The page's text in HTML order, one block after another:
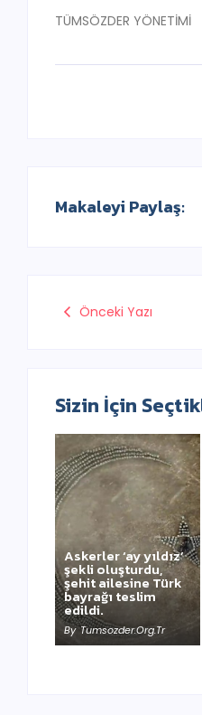
TÜMSÖZDER YÖNETİMİ
Makaleyi Paylaş:
Önceki Yazı
Sizin İçin
Askerler ‘ay yıldız’
şekli oluşturdu,
şehit ailesine Türk
bayrağı teslim
edildi.
By Tumsozder.org.tr
NEWSWEEK’ iN
KAAN HABERİ
By Tumsozder.org.tr